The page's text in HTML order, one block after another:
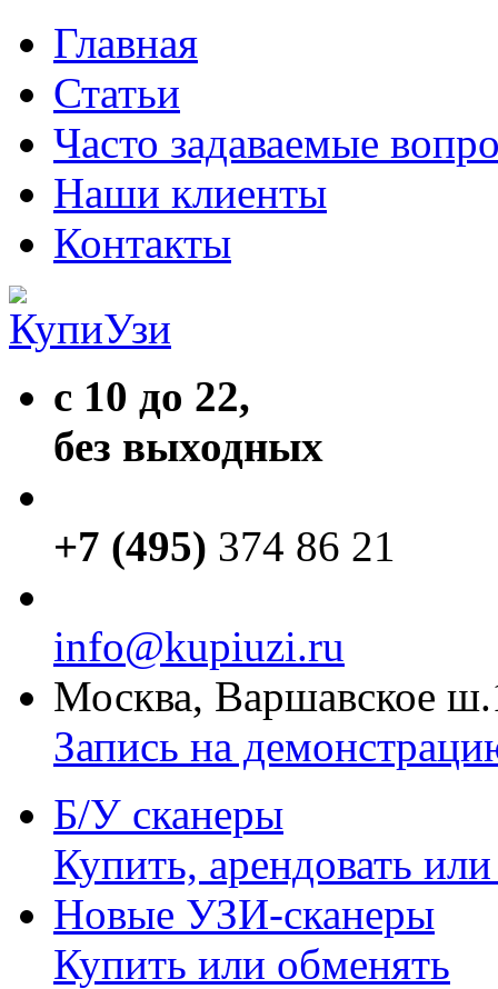
Главная
Статьи
Часто задаваемые
Наши клиенты
Контакты
с 10 до 22,
без выходных
+7 (495) 374 86 21
info@kupiuzi.ru
Москва, Варшавское
Запись на
Б/У сканеры
Купить, арендовать
Новые УЗИ-сканеры
Купить или обменять